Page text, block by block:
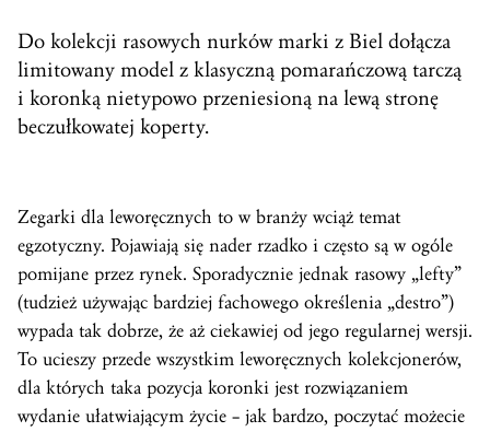
Do kolekcji rasowych nurków marki z Biel dołącza
limitowany model z klasyczną pomarańczową tarczą
i koronką nietypowo przeniesioną na lewą stronę
beczułkowatej koperty.
Zegarki dla leworęcznych to w branży wciąż temat
egzotyczny. Pojawiają się nader rzadko i często są w ogóle
pomijane przez rynek. Sporadycznie jednak rasowy „lefty”
(tudzież używając bardziej fachowego określenia „destro”)
wypada tak dobrze, że aż ciekawiej od jego regularnej wersji.
To ucieszy przede wszystkim leworęcznych kolekcjonerów,
dla których taka pozycja koronki jest rozwiązaniem
wydanie ułatwiającym życie – jak bardzo, poczytać możecie